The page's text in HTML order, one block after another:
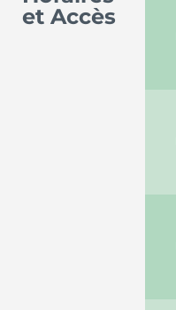
et Accès